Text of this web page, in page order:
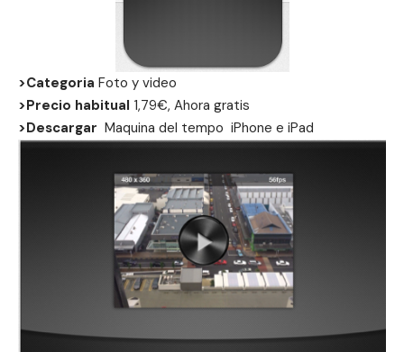
>Categoria Foto y video
>Precio habitual 1,79€, Ahora gratis
>Descargar Maquina del tempo iPhone e iPad